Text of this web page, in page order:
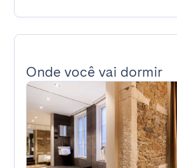
Onde você vai dormir